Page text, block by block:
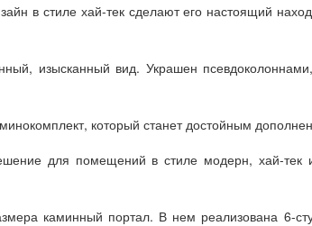
в стиле хай-тек сделают его настоящий
изысканный вид. Украшен псевдоколоннами,
который станет достойным
для помещений в стиле модерн, хай-тек
каминный портал. В нем реализована 6-